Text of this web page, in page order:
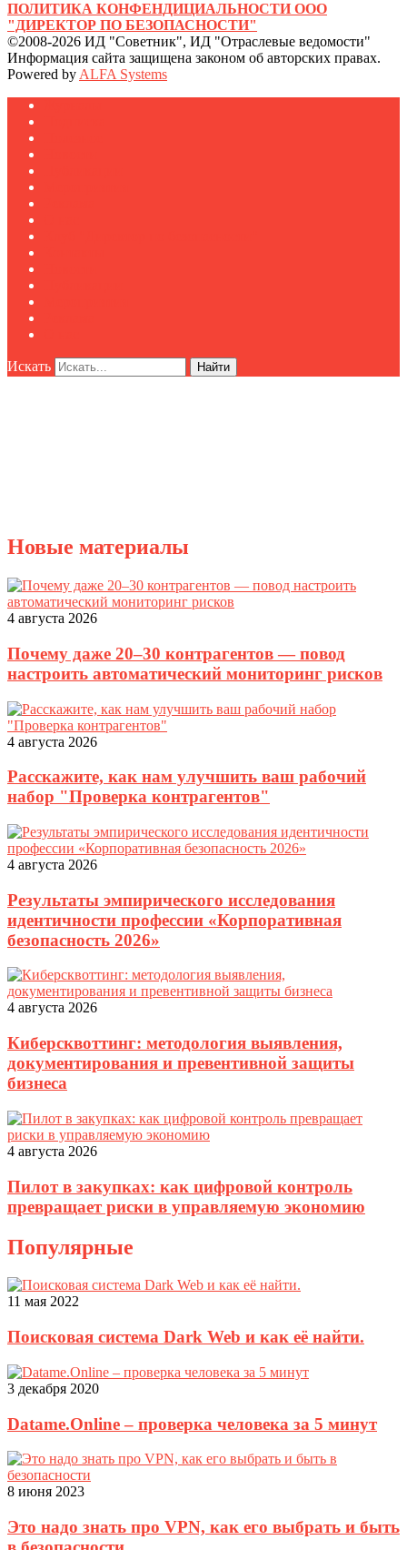
ПОЛИТИКА КОНФЕНДИЦИАЛЬНОСТИ ООО
"ДИРЕКТОР ПО БЕЗОПАСНОСТИ"
©2008-2026 ИД "Советник", ИД "Отраслевые ведомости"
Информация сайта защищена законом об авторских правах.
Powered by ALFA Systems
Искать Найти
Новые материалы
4 августа 2026
Почему даже 20–30 контрагентов — повод
настроить автоматический мониторинг рисков
4 августа 2026
Расскажите, как нам улучшить ваш рабочий
набор "Проверка контрагентов"
4 августа 2026
Результаты эмпирического исследования
идентичности профессии «Корпоративная
безопасность 2026»
4 августа 2026
Киберсквоттинг: методология выявления,
документирования и превентивной защиты
бизнеса
4 августа 2026
Пилот в закупках: как цифровой контроль
превращает риски в управляемую экономию
Популярные
11 мая 2022
Поисковая система Dark Web и как её найти.
3 декабря 2020
Datame.Online – проверка человека за 5 минут
8 июня 2023
Это надо знать про VPN, как его выбрать и быть